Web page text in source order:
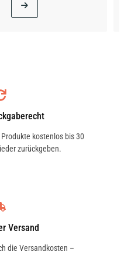
kostenlos bis 30
zurückgeben.
Versand
die Versandkosten –